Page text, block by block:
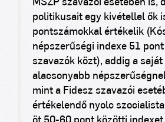
MSZP szavazói esetében is,
politikusait egy kivétellel ők
pontszámokkal értékelik
népszerűségi indexe 51 pont
szavazók közt), addig a
alacsonyabb
mint a Fidesz szavazói
értékelendő nyolc